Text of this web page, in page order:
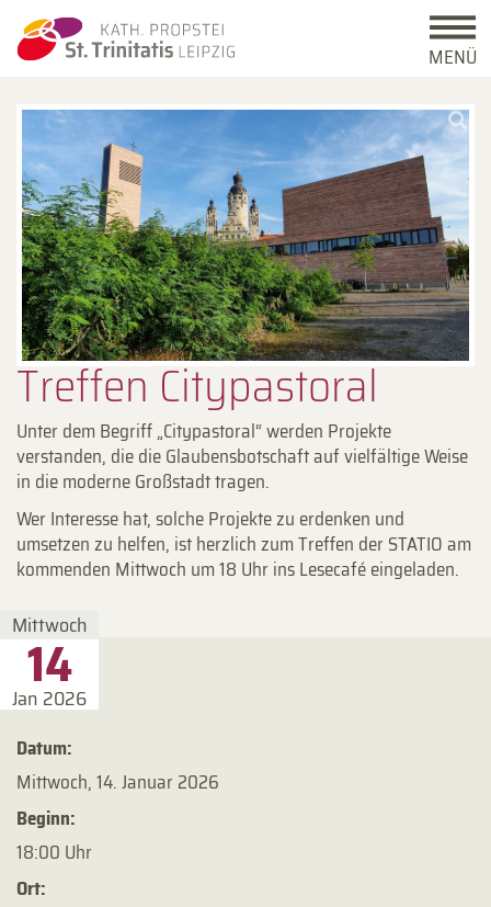
MENÜ
Treffen Citypastoral
Unter dem Begriff „Citypastoral“ werden Projekte
verstanden, die die Glaubensbotschaft auf vielfältige Weise
in die moderne Großstadt tragen.
Wer Interesse hat, solche Projekte zu erdenken und
umsetzen zu helfen, ist herzlich zum Treffen der STATIO am
kommenden Mittwoch um 18 Uhr ins Lesecafé eingeladen.
Mittwoch
14
Jan 2026
Datum:
Mittwoch, 14. Januar 2026
Beginn:
18:00 Uhr
Ort: